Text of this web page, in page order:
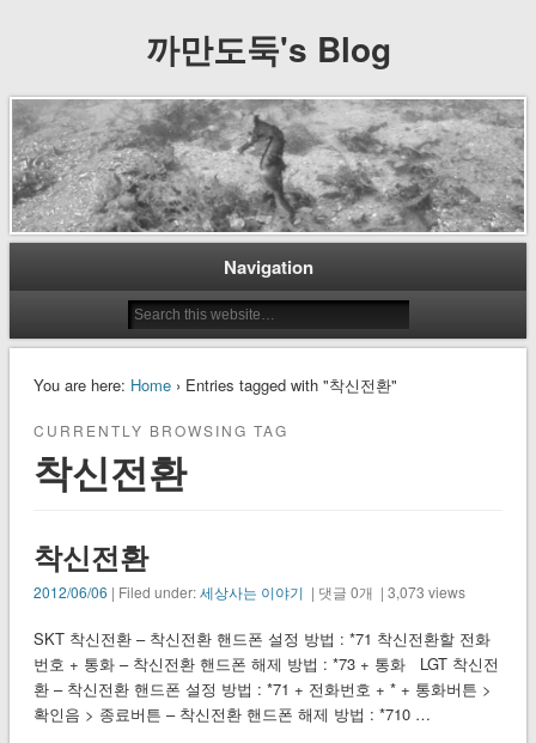
까만도둑's Blog
Navigation
You are here: Home› Entries tagged with "착신전환"
CURRENTLY BROWSING TAG
착신전환
착신전환
2012/06/06 | Filed under:세상사는 이야기 | 댓글 0개 | 3,073 views
SKT 착신전환 – 착신전환 핸드폰 설정 방법 : *71 착신전환할 전화
번호 + 통화 – 착신전환 핸드폰 해제 방법 : *73 + 통화 LGT 착신전
환 – 착신전환 핸드폰 설정 방법 : *71 + 전화번호 + * + 통화버튼 >
확인음 > 종료버튼 – 착신전환 핸드폰 해제 방법 : *710 …